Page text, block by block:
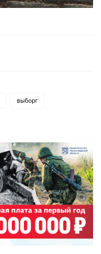
выборг